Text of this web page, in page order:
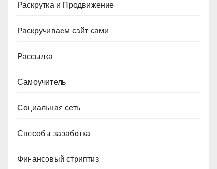
Раскрутка и Продвижение
Раскручиваем сайт сами
Рассылка
Самоучитель
Социальная сеть
Способы заработка
Финансовый стриптиз